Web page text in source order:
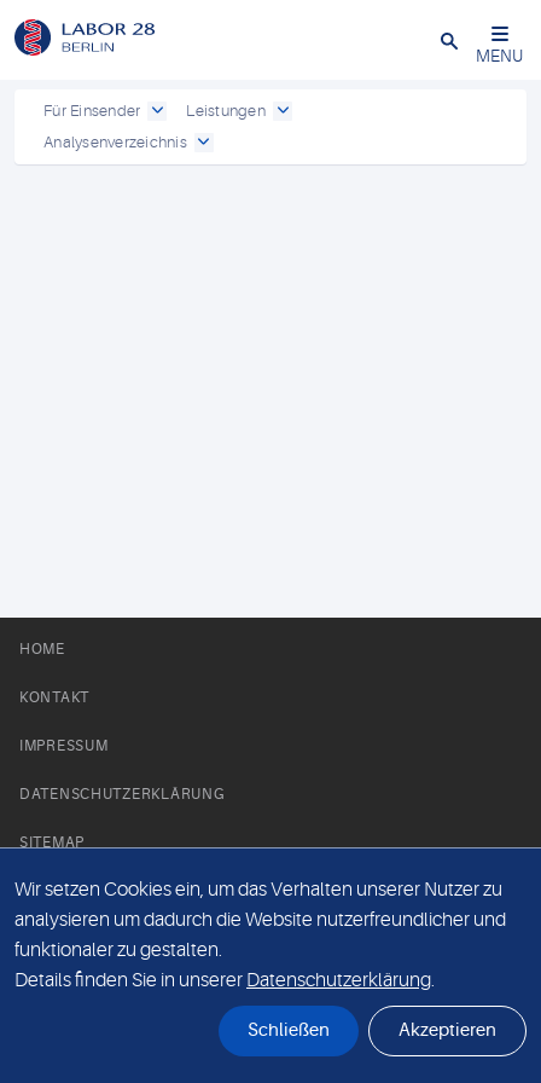
Schließen
MENU
Für Einsender
Leistungen
Analysenverzeichnis
HOME
KONTAKT
IMPRESSUM
DATENSCHUTZERKLÄRUNG
SITEMAP
NEWS PARTNER
Wir setzen Cookies ein, um das Verhalten unserer Nutzer zu
analysieren um dadurch die Website nutzerfreundlicher und
funktionaler zu gestalten.
Details finden Sie in unserer Datenschutzerklärung.
Schließen Akzeptieren